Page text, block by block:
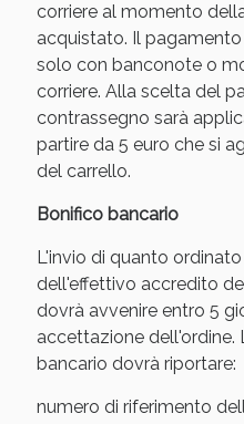
corriere al momento
acquistato. Il
solo con banconote o
corriere. Alla scelta del
contrassegno sarà
partire da 5 euro che si
del carrello.
Bonifico bancario
L'invio di quanto
dell'effettivo accredito
dovrà avvenire entro 5
accettazione dell'ordine.
bancario dovrà riportare:
numero di riferimento
Benessere Intestinale: